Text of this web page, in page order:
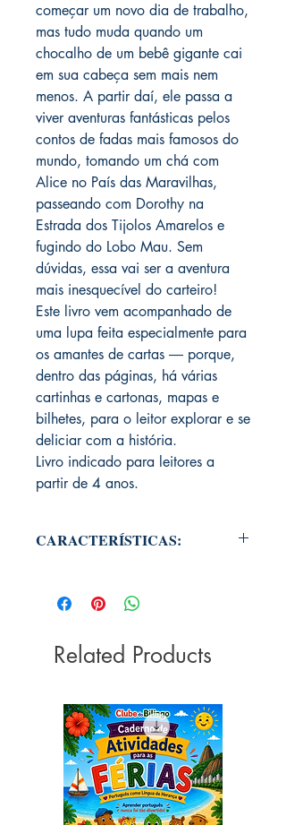
começar um novo dia de trabalho,
mas tudo muda quando um
chocalho de um bebê gigante cai
em sua cabeça sem mais nem
menos. A partir daí, ele passa a
viver aventuras fantásticas pelos
contos de fadas mais famosos do
mundo, tomando um chá com
Alice no País das Maravilhas,
passeando com Dorothy na
Estrada dos Tijolos Amarelos e
fugindo do Lobo Mau. Sem
dúvidas, essa vai ser a aventura
mais inesquecível do carteiro!
Este livro vem acompanhado de
uma lupa feita especialmente para
os amantes de cartas ― porque,
dentro das páginas, há várias
cartinhas e cartonas, mapas e
bilhetes, para o leitor explorar e se
deliciar com a história.
Livro indicado para leitores a
partir de 4 anos.
CARACTERÍSTICAS:
ISBN: 978-8574068817
DIMENSÕES: 20 x 1.6 x 20.2 cm
ANO DE PUBLICAÇÃO: 2020
LÍNGUA: Português (Brasil)
Related Products